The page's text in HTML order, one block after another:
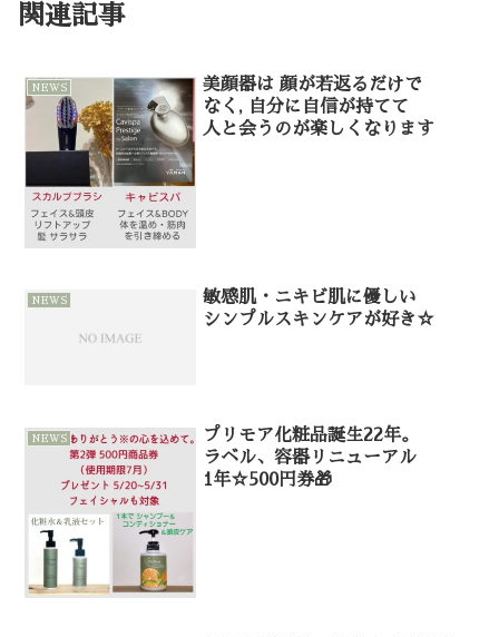
関連記事
NEWS
美顔器は 顔が若返るだけで
なく, 自分に自信が持てて
人と会うのが楽しくなります
NEWS
敏感肌・ニキビ肌に優しい
シンプルスキンケアが好き☆
NEWS
プリモア化粧品誕生22年。
ラベル、容器リニューアル
1年☆500円券🎁